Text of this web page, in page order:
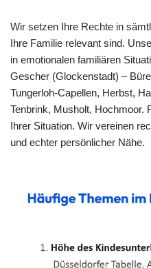
Wir setzen Ihre Rechte in
Ihre Familie relevant sind.
in emotionalen familiären
Gescher (Glockenstadt) –
Tungerloh-Capellen, Herbst,
Tenbrink, Musholt, Hochmoor.
Ihrer Situation. Wir vereinen
und echter persönlicher Nähe.